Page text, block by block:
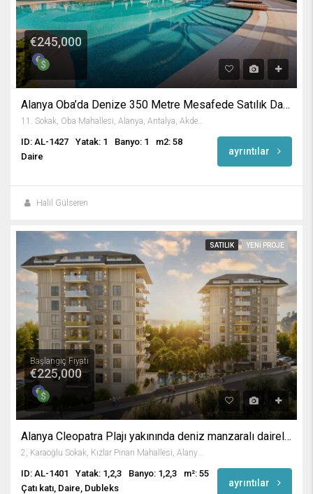
€245,000
Alanya Oba’da Denize 350 Metre Mesafede Satılık Daire
11. Sokak, Oba Mahallesi, Alanya, Antalya, Akdeniz Bölgesi, 07469, Türkiye
ID: AL-1427 Yatak: 1 Banyo: 1
m2: 58
Daire
ayrıntılar
Halil Gülseren
SATILIK YENI PROJE
Başlangıç Fiyatı
€225,000
Alanya Cleopatra Plajı yakınında deniz manzaralı daireler
ID: AL-1401 Yatak: 1,2,3 Banyo: 1,2,3
m²: 55
Çatı katı, Daire, Dubleks
ayrıntılar